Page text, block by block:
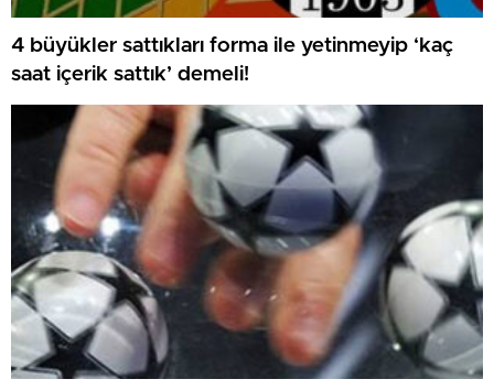
4 büyükler sattıkları forma ile yetinmeyip ‘kaç
saat içerik sattık’ demeli!